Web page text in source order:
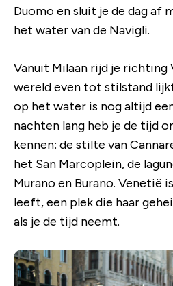
Duomo en sluit je de dag af
het water van de Navigli.
Vanuit Milaan rijd je richting
wereld even tot stilstand
op het water is nog altijd
nachten lang heb je de tijd
kennen: de stilte van
het San Marcoplein, de
Murano en Burano. Venetië
leeft, een plek die haar
als je de tijd neemt.